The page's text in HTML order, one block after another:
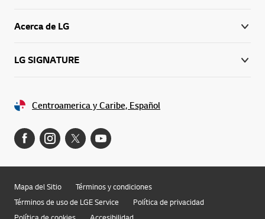
Acerca de LG
LG SIGNATURE
Centroamerica y Caribe, Español
Mapa del Sitio
Términos y condiciones
Términos de uso de LGE Service
Política de privacidad